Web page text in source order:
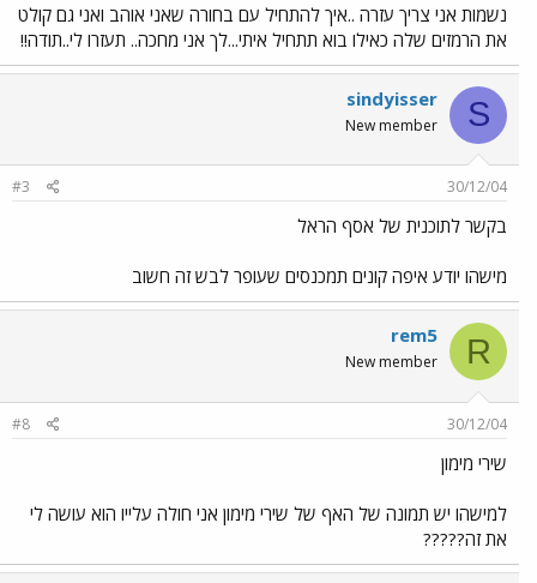
נשמות אני צריך עזרה ..איך להתחיל עם בחורה שאני אוהב ואני גם קולט
את הרמזים שלה כאילו בוא תתחיל איתי...לך אני מחכה.. תעזרו לי..תודה!!
S
sindyisser
New member
30/12/04
#3
בקשר לתוכנית של אסף הראל
מישהו יודע איפה קונים תמכנסים שעופר לבש זה חשוב
R
rem5
New member
30/12/04
#8
שירי מימון
למישהו יש תמונה של האף של שירי מימון אני חולה עלייו הוא עושה לי
את זה?????